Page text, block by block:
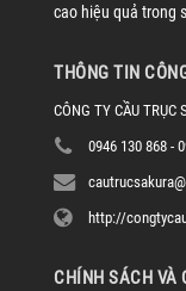
cao hiệu quả trong
THÔNG TIN
CÔNG TY CẦU TRỤC
0946 130 868 -
http://
CHÍNH SÁCH VÀ